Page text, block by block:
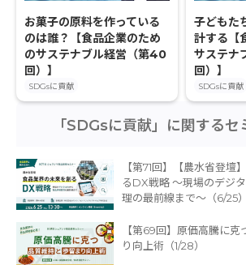
お菓子の原料を作っている
のは誰？【食品企業のため
のサステナブル経営（第40
回）】
SDGsに貢献
子どもた
計する【
サステナ
回）】
SDGsに貢献
「SDGsに貢献」に関するセ
【第71回】【農水省登壇
るDX戦略 〜現場のデジ
理の最前線まで〜（6/25）
【第69回】原価高騰に克
り向上術（1/28）